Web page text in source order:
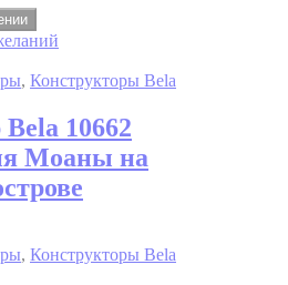
, Конструкторы Bela
10662
Моаны на
, Конструкторы Bela